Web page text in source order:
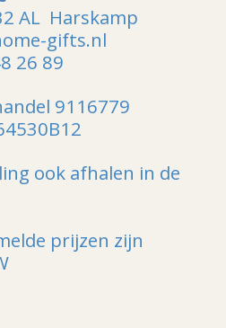
AL Harskamp
gifts.nl
26 89
9116779
ook afhalen in de
prijzen zijn